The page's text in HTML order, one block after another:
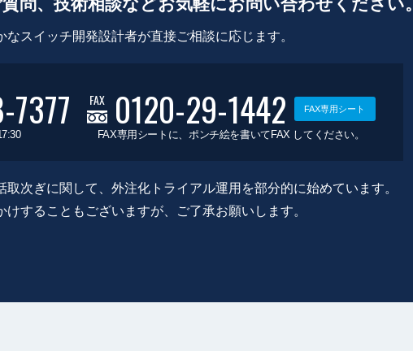
なスイッチ開発設計者が直接ご相談に応じます。
FAX 0120-29-1442 FAX専用シート
FAX専用シートに、ポンチ絵を書いてFAX してください。
次ぎに関して、外注化トライアル運用を部分的に始めています。
けすることもございますが、ご了承お願いします。